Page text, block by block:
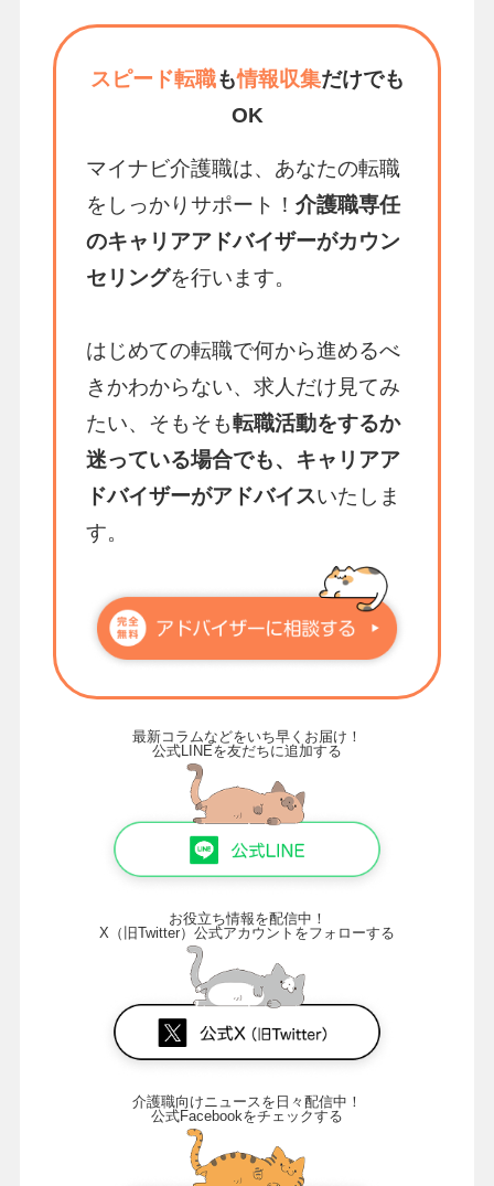
スピード転職も情報収集だけでも
OK
マイナビ介護職は、あなたの転職
をしっかりサポート！ 介護職専任
のキャリアアドバイザーがカウン
セリングを行います。
はじめての転職で何から進めるべ
きかわからない、求人だけ見てみ
たい、そもそも転職活動をするか
迷っている場合でも、キャリアア
ドバイザーがアドバイスいたしま
す。
最新コラムなどをいち早くお届け！
公式LINEを友だちに追加する
お役立ち情報を配信中！
X（旧Twitter）公式アカウントをフォローする
介護職向けニュースを日々配信中！
公式Facebookをチェックする